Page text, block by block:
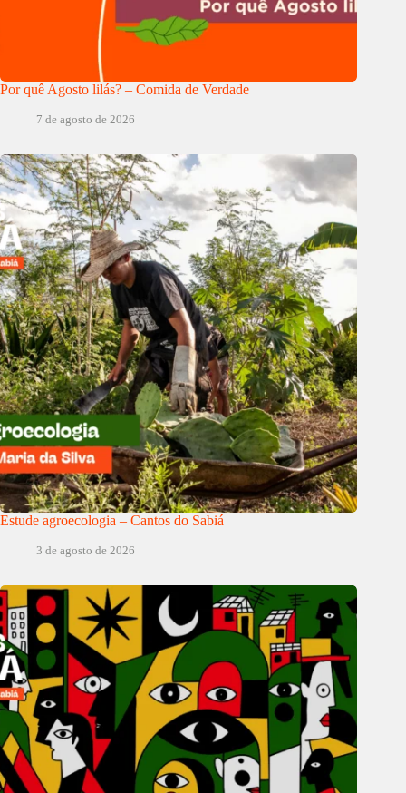
Por quê Agosto lilás? – Comida de Verdade
7 de agosto de 2026
Estude agroecologia – Cantos do Sabiá
3 de agosto de 2026